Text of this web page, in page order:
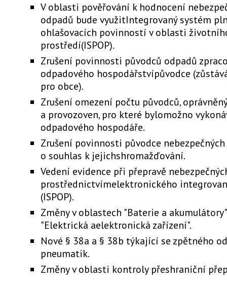
V oblasti pověřování k hodnocení
odpadů bude využitIntegrovaný systém
ohlašovacích povinností v oblasti
prostředí(ISPOP).
Zrušení povinnosti původců odpadů
odpadového hospodářstvípůvodce
pro obce).
Zrušení omezení počtu původců,
a provozoven, pro které bylomožno
odpadového hospodáře.
Zrušení povinnosti původce
o souhlas k jejichshromažďování.
Vedení evidence při přepravě
prostřednictvímelektronického
(ISPOP).
Změny v oblastech "Baterie a
"Elektrická aelektronická zařízení".
Nové § 38a a § 38b týkající se zpětného
pneumatik.
Změny v oblasti kontroly přeshraniční